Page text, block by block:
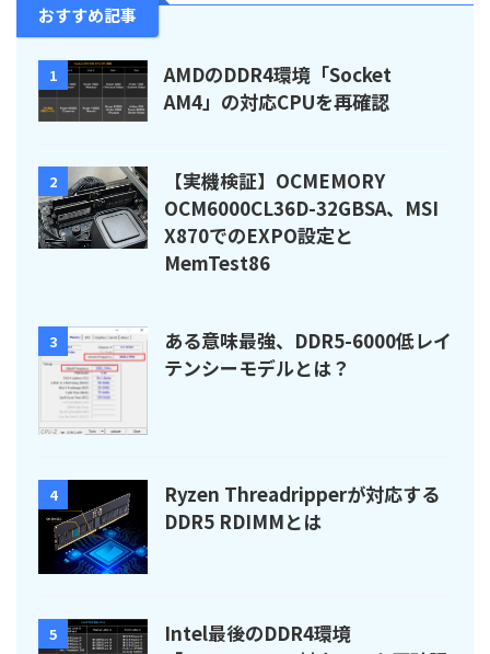
おすすめ記事
1
AMDのDDR4環境「Socket
AM4」の対応CPUを再確認
2
【実機検証】OCMEMORY
OCM6000CL36D-32GBSA、MSI
X870でのEXPO設定と
MemTest86
3
ある意味最強、DDR5-6000低レイ
テンシーモデルとは？
4
Ryzen Threadripperが対応する
DDR5 RDIMMとは
5
Intel最後のDDR4環境